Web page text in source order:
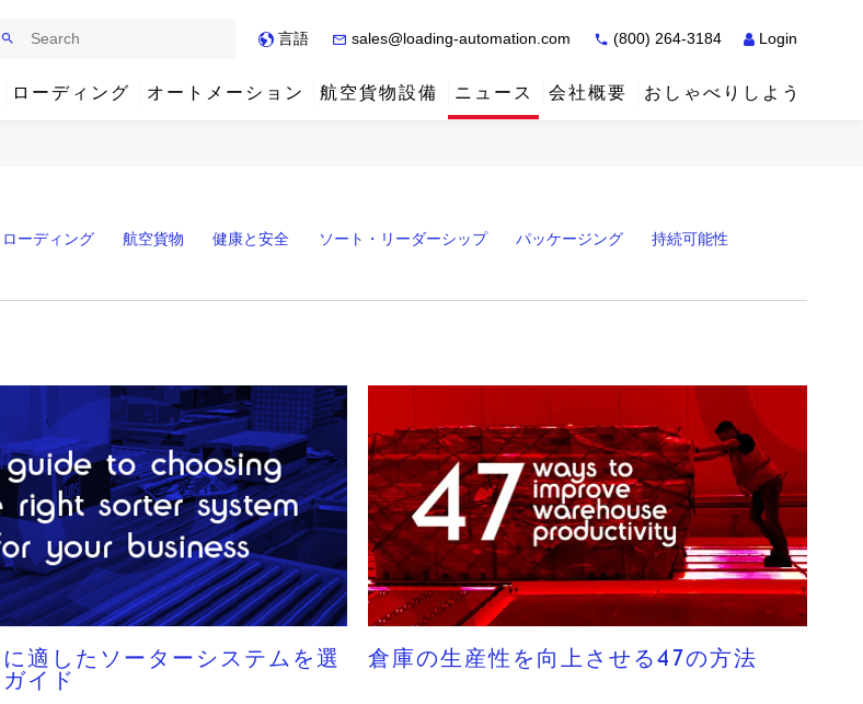
言語 sales@loading-automation.com (800) 264-3184 Login
ローディング オートメーション 航空貨物設備 ニュース 会社概要 おしゃべりしよう
ローディング 航空貨物 健康と安全 ソート・リーダーシップ パッケージング 持続可能性
適したソーターシステムを選
イド
倉庫の生産性を向上させる47の方法